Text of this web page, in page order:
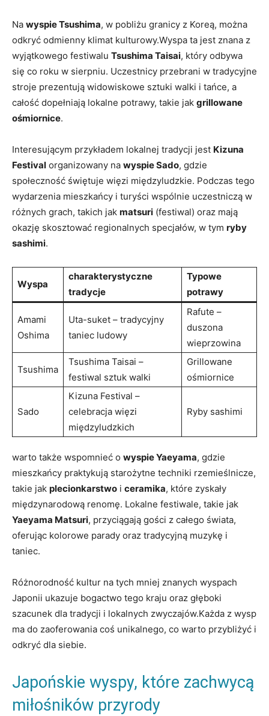
Na wyspie Tsushima, w pobliżu granicy z Koreą, można
odkryć odmienny klimat kulturowy.Wyspa ta jest znana z
wyjątkowego festiwalu Tsushima Taisai, który odbywa
się co roku w sierpniu. Uczestnicy przebrani w tradycyjne
stroje prezentują widowiskowe sztuki walki i tańce, a
całość dopełniają lokalne potrawy, takie jak grillowane
ośmiornice.
Interesującym przykładem lokalnej tradycji jest Kizuna
Festival organizowany na wyspie Sado, gdzie
społeczność świętuje więzi międzyludzkie. Podczas tego
wydarzenia mieszkańcy i turyści wspólnie uczestniczą w
różnych grach, takich jak matsuri (festiwal) oraz mają
okazję skosztować regionalnych specjałów, w tym ryby
sashimi.
Wyspa
charakterystyczne
tradycje
Typowe
potrawy
Amami
Oshima
Uta-suket – tradycyjny
taniec ludowy
Rafute –
duszona
wieprzowina
Tsushima
Tsushima Taisai –
festiwal sztuk walki
Grillowane
ośmiornice
Sado
Kizuna Festival –
celebracja więzi
międzyludzkich
Ryby sashimi
warto także wspomnieć o wyspie Yaeyama, gdzie
mieszkańcy praktykują starożytne techniki rzemieślnicze,
takie jak plecionkarstwo i ceramika, które zyskały
międzynarodową renomę. Lokalne festiwale, takie jak
Yaeyama Matsuri, przyciągają gości z całego świata,
oferując kolorowe parady oraz tradycyjną muzykę i
taniec.
Różnorodność kultur na tych mniej znanych wyspach
Japonii ukazuje bogactwo tego kraju oraz głęboki
szacunek dla tradycji i lokalnych zwyczajów.Każda z wysp
ma do zaoferowania coś unikalnego, co warto przybliżyć i
odkryć dla siebie.
Japońskie wyspy, które zachwycą
miłośników przyrody